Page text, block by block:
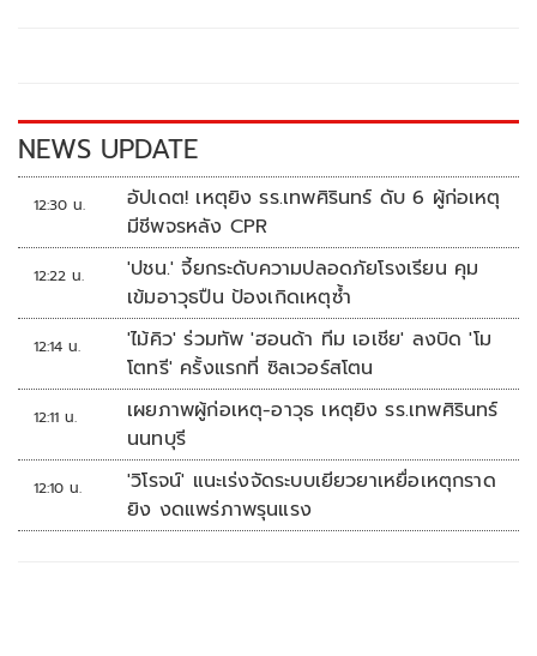
k k
NEWS UPDATE
12:30 น.
อัปเดต! เหตุยิง รร.เทพศิรินทร์ ดับ 6 ผู้ก่อเหตุ
มีชีพจรหลัง CPR
12:22 น.
'ปชน.' จี้ยกระดับความปลอดภัยโรงเรียน คุม
เข้มอาวุธปืน ป้องเกิดเหตุซ้ำ
12:14 น.
'ไม้คิว' ร่วมทัพ 'ฮอนด้า ทีม เอเชีย' ลงบิด 'โม
โตทรี' ครั้งแรกที่ ซิลเวอร์สโตน
12:11 น.
เผยภาพผู้ก่อเหตุ-อาวุธ เหตุยิง รร.เทพศิรินทร์
นนทบุรี
12:10 น.
'วิโรจน์' แนะเร่งจัดระบบเยียวยาเหยื่อเหตุกราด
ยิง งดแพร่ภาพรุนแรง